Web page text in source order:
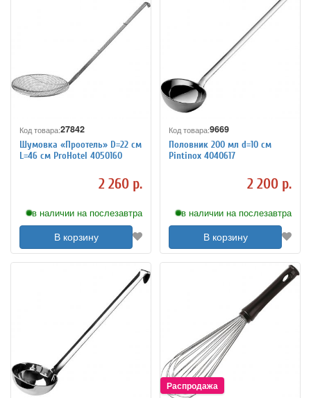
Код товара:27842
Шумовка «Проотель» D=22 см
L=46 см ProHotel 4050160
2 260 р.
в наличии на послезавтра
В корзину
Код товара:9669
Половник 200 мл d=10 см
Pintinox 4040617
2 200 р.
в наличии на послезавтра
В корзину